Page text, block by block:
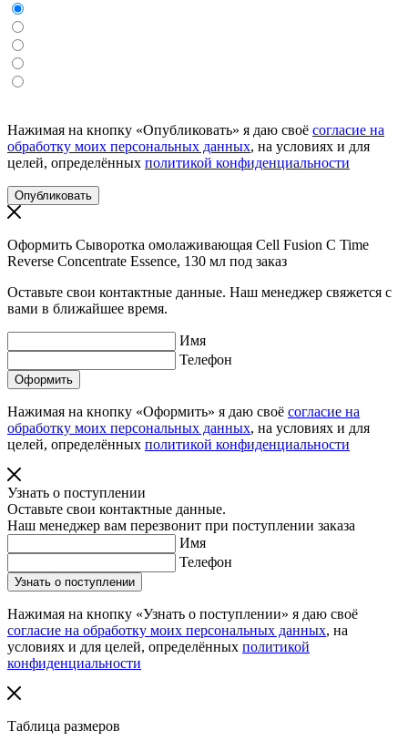
Нажимая на кнопку «Опубликовать» я даю своё согласие на
обработку моих персональных данных, на условиях и для
целей, определённых политикой конфиденциальности
Оформить Сыворотка омолаживающая Cell Fusion C Time
Reverse Concentrate Essence, 130 мл под заказ
Оставьте свои контактные данные. Наш менеджер свяжется с
вами в ближайшее время.
Имя
Телефон
Нажимая на кнопку «Оформить» я даю своё согласие на
обработку моих персональных данных, на условиях и для
целей, определённых политикой конфиденциальности
Узнать о поступлении
Оставьте свои контактные данные.
Наш менеджер вам перезвонит при поступлении заказа
Имя
Телефон
Нажимая на кнопку «Узнать о поступлении» я даю своё
согласие на обработку моих персональных данных, на
условиях и для целей, определённых политикой
конфиденциальности
Таблица размеров